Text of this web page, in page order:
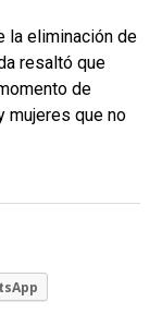
la eliminación de
resaltó que
de
mujeres que no